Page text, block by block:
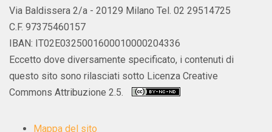
Via Baldissera 2/a - 20129 Milano Tel. 02 29514725
C.F. 97375460157
IBAN: IT02E0325001600010000204336
Eccetto dove diversamente specificato, i contenuti di
questo sito sono rilasciati sotto Licenza Creative
Commons Attribuzione 2.5.
Mappa del sito